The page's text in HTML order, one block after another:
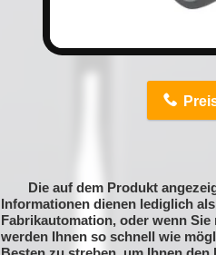
Die auf dem Produkt
Informationen dienen lediglich
Fabrikautomation, oder wenn
werden Ihnen so schnell wie